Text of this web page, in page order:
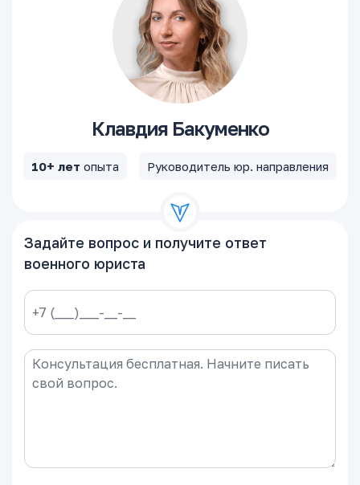
Клавдия Бакуменко
10+ лет опыта Руководитель юр. направления
Задайте вопрос и получите ответ
военного юриста